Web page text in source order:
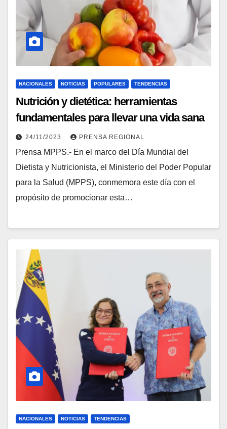
NACIONALES NOTICIAS POPULARES TENDENCIAS
Nutrición y dietética: herramientas
fundamentales para llevar una vida sana
24/11/2023 PRENSA REGIONAL
Prensa MPPS.- En el marco del Día Mundial del
Dietista y Nutricionista, el Ministerio del Poder Popular
para la Salud (MPPS), conmemora este día con el
propósito de promocionar esta…
NACIONALES NOTICIAS TENDENCIAS